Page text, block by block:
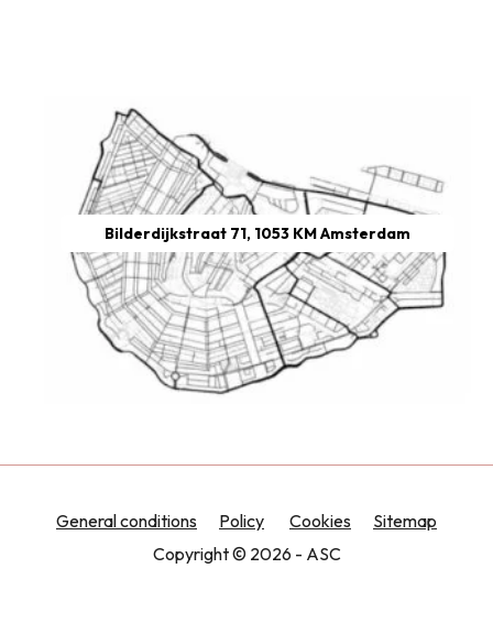
Bilderdijkstraat 71, 1053 KM Amsterdam
General conditions
Policy
Copyright © 2026 - ASC
Cookies Sitemap